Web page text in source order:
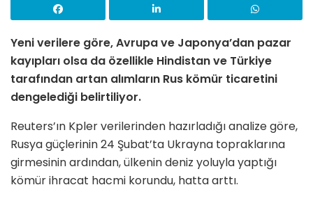
Yeni verilere göre,Avrupa ve Japonya’dan pazar
kayıpları olsa da özellikle Hindistan ve Türkiye
tarafından artan alımların Rus kömür ticaretini
dengelediği belirtiliyor.
Reuters’ın Kpler verilerinden hazırladığı analize göre,
Rusya güçlerinin 24 Şubat’ta Ukrayna topraklarına
girmesinin ardından, ülkenin deniz yoluyla yaptığı
kömür ihracat hacmi korundu, hatta arttı.